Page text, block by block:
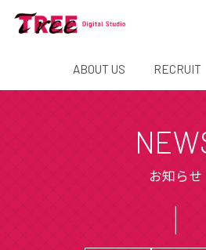
ABOUT US RECRUIT
お知らせ